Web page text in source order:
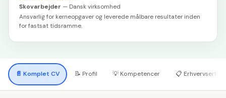
Skovarbejder — Dansk virksomhed
Ansvarlig for kerneopgaver og leverede målbare resultater inden
for fastsat tidsramme.
📄 Komplet CV 📝 Profil 💡 Kompetencer 📋